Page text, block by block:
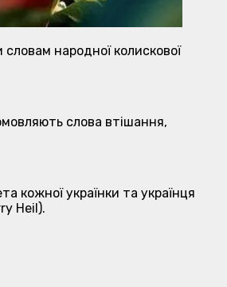
народної колискової
слова втішання,
кожної українки та українця
Heil).